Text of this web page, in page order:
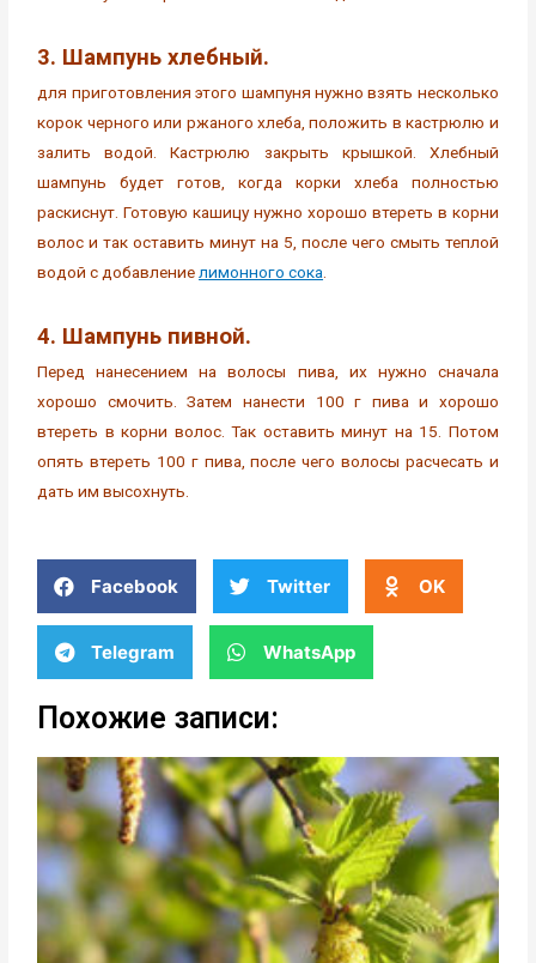
3. Шампунь хлебный.
для приготовления этого шампуня нужно взять несколько
корок черного или ржаного хлеба, положить в кастрюлю и
залить водой. Кастрюлю закрыть крышкой. Хлебный
шампунь будет готов, когда корки хлеба полностью
раскиснут. Готовую кашицу нужно хорошо втереть в корни
волос и так оставить минут на 5, после чего смыть теплой
водой с добавление лимонного сока
4. Шампунь пивной.
Перед нанесением на волосы пива, их нужно сначала
хорошо смочить. Затем нанести 100 г пива и хорошо
втереть в корни волос. Так оставить минут на 15. Потом
опять втереть 100 г пива, после чего волосы расчесать и
дать им высохнуть.
Facebook Twitter OK
Telegram WhatsApp
Похожие записи: